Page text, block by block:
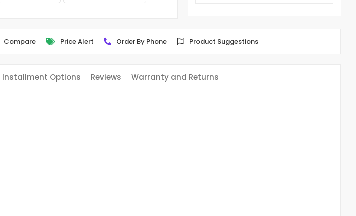
Compare Price Alert Order By Phone Product Suggestions
Installment Options Reviews Warranty and Returns